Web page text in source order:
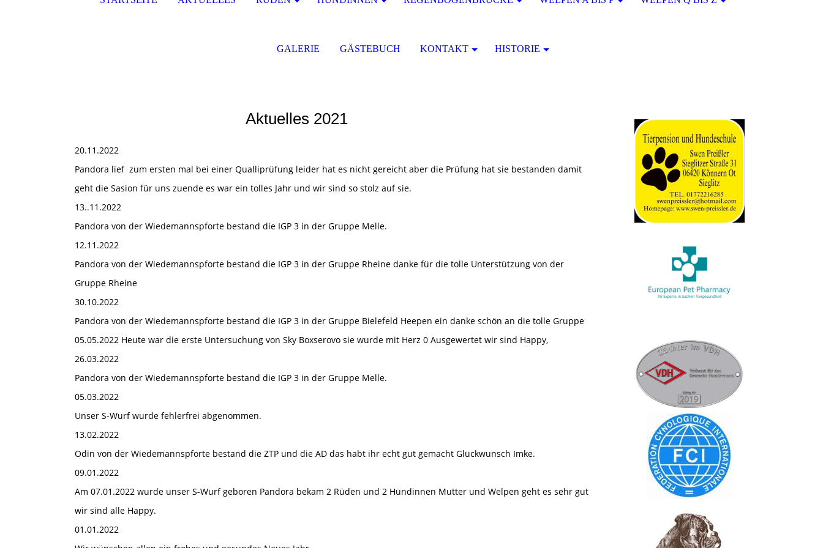
GALERIE GÄSTEBUCH KONTAKT HISTORIE
Aktuelles 2021
20.11.2022
Pandora lief zum ersten mal bei einer Qualliprüfung leider hat es nicht gereicht aber die Prüfung hat sie bestanden damit
geht die Sasion für uns zuende es war ein tolles Jahr und wir sind so stolz auf sie.
13..11.2022
Pandora von der Wiedemannspforte bestand die IGP 3 in der Gruppe Melle.
12.11.2022
Pandora von der Wiedemannspforte bestand die IGP 3 in der Gruppe Rheine danke für die tolle Unterstützung von der
Gruppe Rheine
30.10.2022
Pandora von der Wiedemannspforte bestand die IGP 3 in der Gruppe Bielefeld Heepen ein danke schön an die tolle Gruppe
05.05.2022 Heute war die erste Untersuchung von Sky Boxserovo sie wurde mit Herz 0 Ausgewertet wir sind Happy,
26.03.2022
Pandora von der Wiedemannspforte bestand die IGP 3 in der Gruppe Melle.
05.03.2022
Unser S-Wurf wurde fehlerfrei abgenommen.
13.02.2022
Odin von der Wiedemannspforte bestand die ZTP und die AD das habt ihr echt gut gemacht Glückwunsch Imke.
09.01.2022
Am 07.01.2022 wurde unser S-Wurf geboren Pandora bekam 2 Rüden und 2 Hündinnen Mutter und Welpen geht es sehr gut
wir sind alle Happy.
01.01.2022